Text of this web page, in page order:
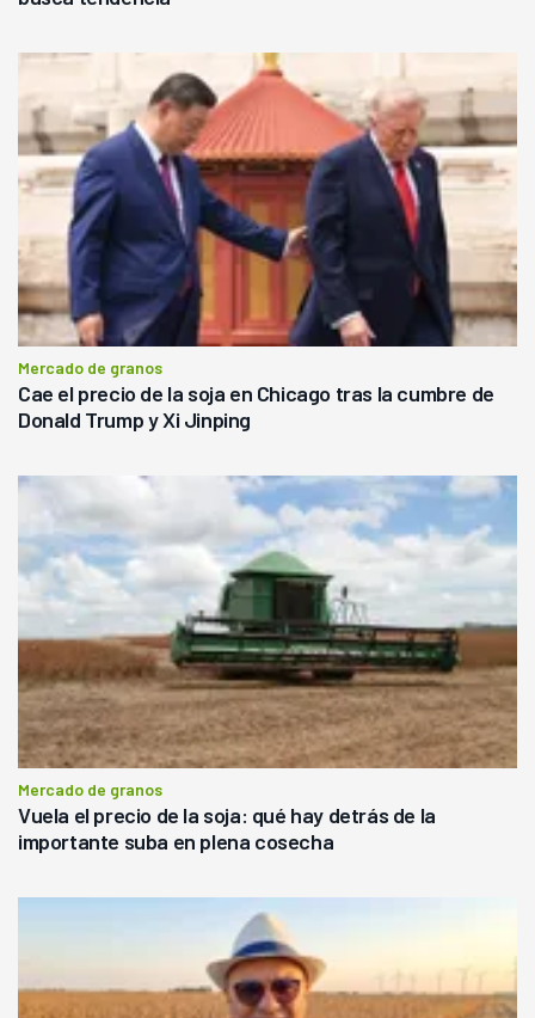
Mercado de granos
Cae el precio de la soja en Chicago tras la cumbre de
Donald Trump y Xi Jinping
Mercado de granos
Vuela el precio de la soja: qué hay detrás de la
importante suba en plena cosecha